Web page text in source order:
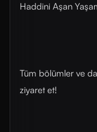
Haddini Aşan
Tüm bölümler ve
ziyaret et!